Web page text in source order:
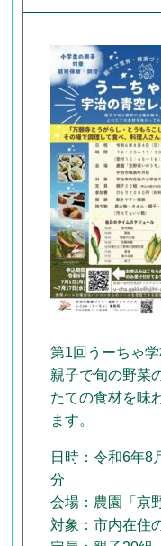
第1回うーちゃ
親子で旬の野菜
たての食材を味
ます。
日時：令和6年
分
会場：農園「京
対象：市内在住